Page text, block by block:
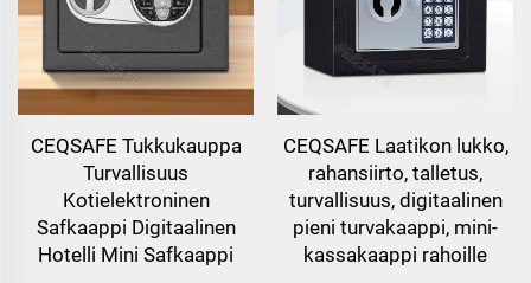
CEQSAFE Tukkukauppa
Turvallisuus
Kotielektroninen
Safkaappi Digitaalinen
Hotelli Mini Safkaappi
CEQSAFE Laatikon lukko,
rahansiirto, talletus,
turvallisuus, digitaalinen
pieni turvakaappi, mini-
kassakaappi rahoille